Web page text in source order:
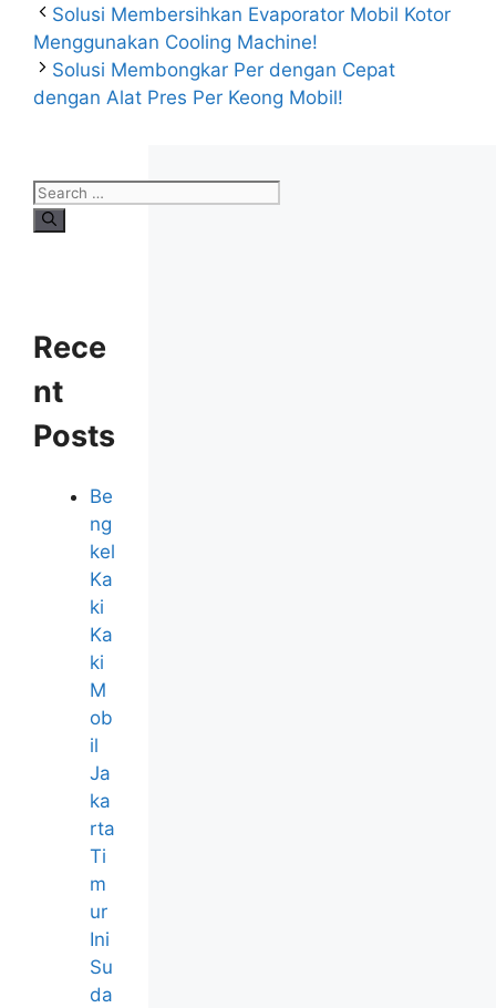
Solusi Membersihkan Evaporator Mobil Kotor
Menggunakan Cooling Machine!
Solusi Membongkar Per dengan Cepat
dengan Alat Pres Per Keong Mobil!
Rece
nt
Posts
Be
ng
kel
Ka
ki
Ka
ki
M
ob
il
Ja
ka
rta
Ti
m
ur
Ini
Su
da